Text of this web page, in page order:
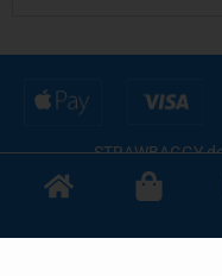
STRAWBAGGY
©2012-2025 -